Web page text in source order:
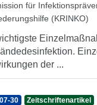
für
(KRINKO)
der ...
30 Zeitschriftenartikel